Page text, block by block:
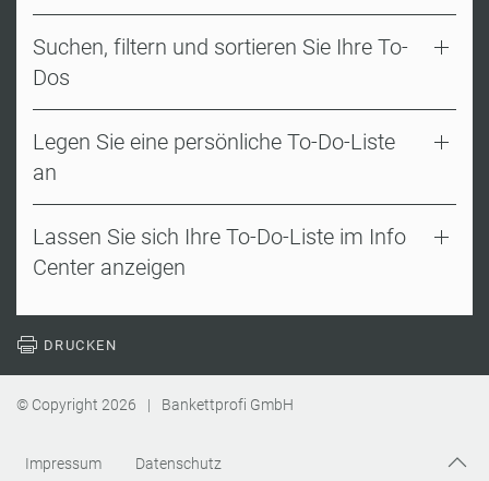
Suchen, filtern und sortieren Sie Ihre To-
Dos
Legen Sie eine persönliche To-Do-Liste
an
Lassen Sie sich Ihre To-Do-Liste im Info
Center anzeigen
DRUCKEN
© Copyright 2026 | Bankettprofi GmbH
Impressum Datenschutz